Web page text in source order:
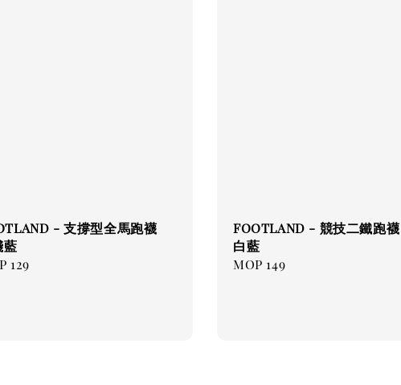
- 支撐型全馬跑襪
藍
129
FOOTLAND - 競技二鐵跑襪 |
白藍
Regular
MOP 149